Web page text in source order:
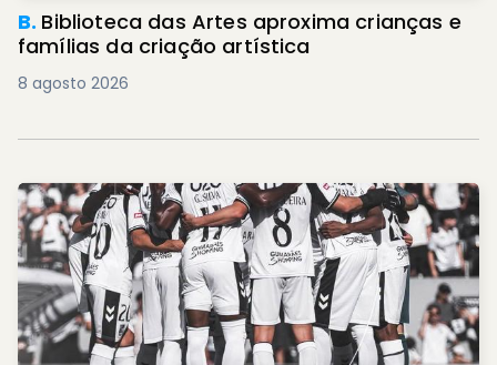
B. Biblioteca das Artes aproxima crianças e
famílias da criação artística
8 agosto 2026